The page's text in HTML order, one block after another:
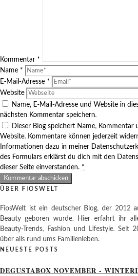
Kommentar *
Name *
E-Mail-Adresse *
Website
Name, E-Mail-Adresse und Website in
nächsten Kommentar speichern.
Dieser Blog speichert Name, Kommentar
Website. Kommentare können jederzeit
Informationen dazu in meiner
des Formulars erklärst du dich mit den
dieser Seite einverstanden. *
ÜBER FIOSWELT
FiosWelt ist ein deutscher Blog, der 2012
Beauty geboren wurde. Hier erfahrt ihr
Beauty-Trends, Fashion und Lifestyle. Seit
über alls rund ums Familienleben.
NEUESTE POSTS
DEGUSTABOX NOVEMBER -